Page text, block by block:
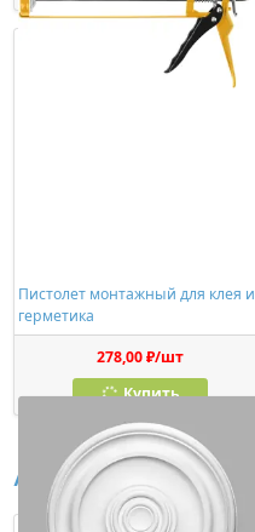
Пистолет монтажный для клея и
герметика
278,00 ₽/шт
Купить
Аналоги